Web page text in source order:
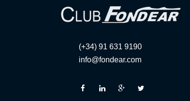
(+34) 91 631 9190
info@fondear.com